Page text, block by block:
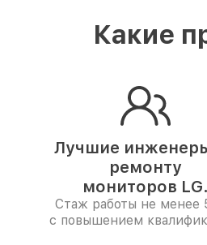
Какие
Лучшие
ремонту
мониторов LG.
Стаж работы не менее
с повышением